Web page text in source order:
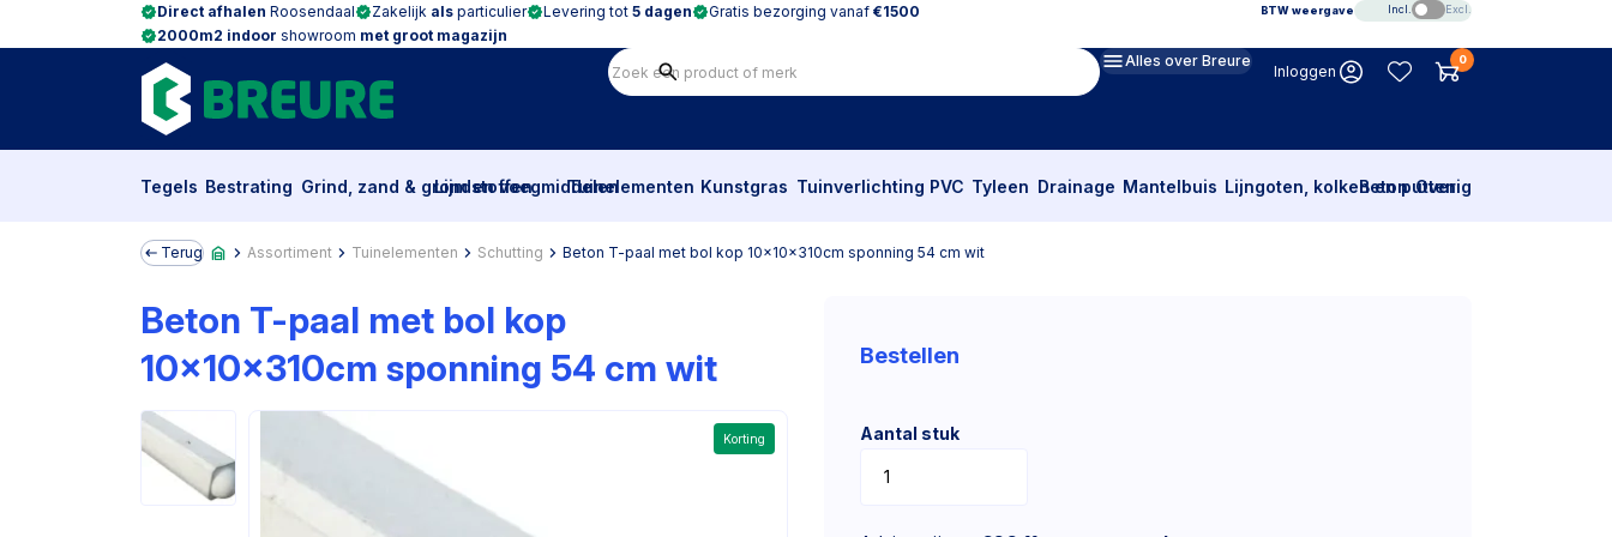
Direct afhalen Roosendaal Zakelijk als particulier Levering tot 5 dagen Gratis bezorging vanaf €1500
2000m2 indoor showroom met groot magazijn
BTW weergave Incl. Excl.
Alles over Breure
Inloggen
0
Tegels Bestrating Grind, zand & grondstoffen
Lijm en voegmiddelenTuinelementen Kunstgras Tuinverlichting PVC Tyleen Drainage Mantelbuis Lijngoten, kolken en putten
Beton Overig
Terug Assortiment Tuinelementen Schutting Beton T-paal met bol kop 10x10x310cm sponning 54 cm wit
Beton T-paal met bol kop
10x10x310cm sponning 54 cm wit
Korting
Bestellen
Aantal stuk